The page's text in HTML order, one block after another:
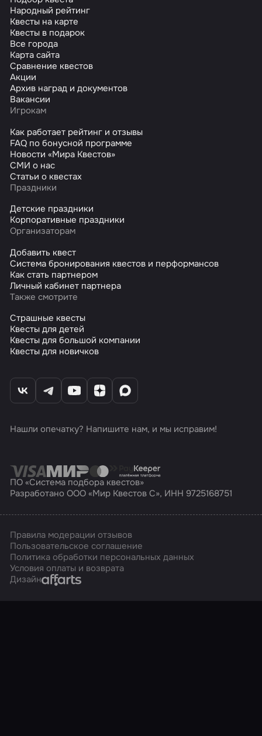
Народный рейтинг
Квесты на карте
Квесты в подарок
Все города
Карта сайта
Сравнение квестов
Акции
Архив наград и документов
Вакансии
Игрокам
Как работает рейтинг и отзывы
FAQ по бонусной программе
Новости «Мира Квестов»
СМИ о нас
Статьи о квестах
Праздники
Детские праздники
Корпоративные праздники
Организаторам
Добавить квест
Система бронирования квестов и перформансов
Как стать партнером
Личный кабинет партнера
Также смотрите
Страшные квесты
Квесты для детей
Квесты для большой компании
Квесты для новичков
Нашли опечатку? Напишите нам, и мы исправим!
ПО «Система подбора квестов»
Разработано ООО «Мир Квестов С», ИНН 9725168751
Правила модерации отзывов
Пользовательское соглашение
Политика обработки персональных данных
Условия оплаты и возврата
ДизайнAffarts